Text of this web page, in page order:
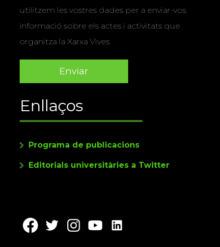
utilitzem les vostres dades per a enviar-vos
informació sobre els actes i activitats que
organitza la Xarxa Vives.
Enllaços
Programa de publicacions
Editorials universitàries a Twitter